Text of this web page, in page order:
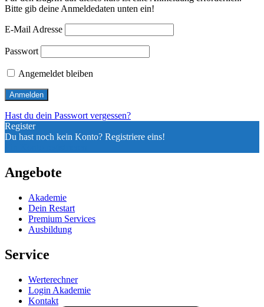
Bitte gib deine Anmeldedaten unten ein!
E-Mail Adresse
Passwort
Angemeldet bleiben
Hast du dein Passwort vergessen?
Register
Du hast noch kein Konto? Registriere eins!
Angebote
Akademie
Dein Restart
Premium Services
Ausbildung
Service
Werterechner
Login Akademie
Kontakt